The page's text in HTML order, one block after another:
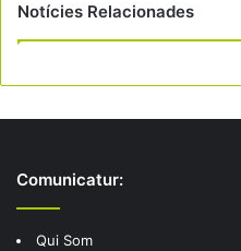
Notícies Relacionades
Comunicatur:
Qui Som